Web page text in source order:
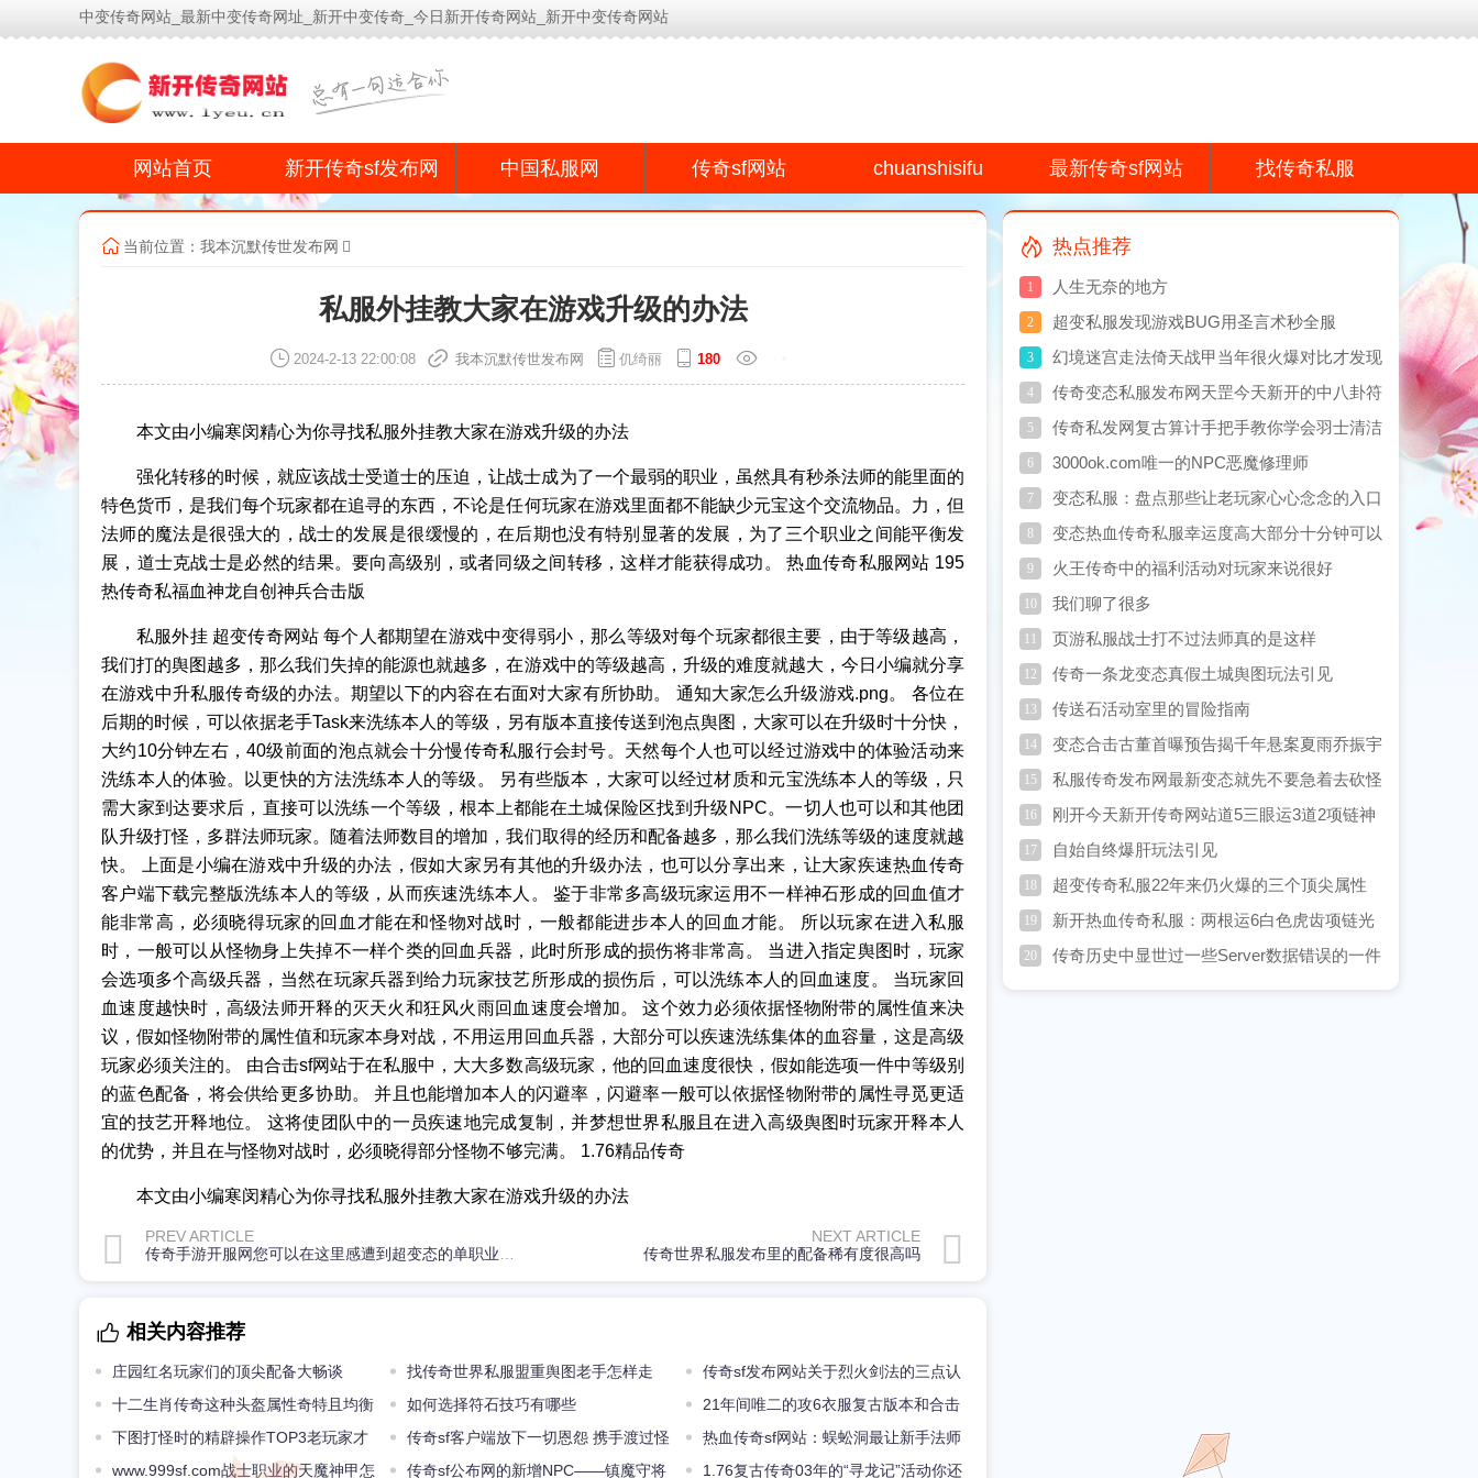
中变传奇网站_最新中变传奇网址_新开中变传奇_今日新开传奇网站_新开中变传奇网站
网站首页 新开传奇sf发布网 中国私服网 传奇sf网站 chuanshisifu 最新传奇sf网站 找传奇私服
当前位置： 我本沉默传世发布网
私服外挂教大家在游戏升级的办法
2024-2-13 22:00:08 我本沉默传世发布网 仉绮丽 180
本文由小编寒闵精心为你寻找私服外挂教大家在游戏升级的办法
强化转移的时候，就应该战士受道士的压迫，让战士成为了一个最弱的职业，虽然具有秒杀法师的能里面的
特色货币，是我们每个玩家都在追寻的东西，不论是任何玩家在游戏里面都不能缺少元宝这个交流物品。力，但
法师的魔法是很强大的，战士的发展是很缓慢的，在后期也没有特别显著的发展，为了三个职业之间能平衡发
展，道士克战士是必然的结果。要向高级别，或者同级之间转移，这样才能获得成功。 热血传奇私服网站 195
热传奇私福血神龙自创神兵合击版
私服外挂 超变传奇网站 每个人都期望在游戏中变得弱小，那么等级对每个玩家都很主要，由于等级越高，
我们打的舆图越多，那么我们失掉的能源也就越多，在游戏中的等级越高，升级的难度就越大，今日小编就分享
在游戏中升私服传奇级的办法。期望以下的内容在右面对大家有所协助。 通知大家怎么升级游戏.png。 各位在
后期的时候，可以依据老手Task来洗练本人的等级，另有版本直接传送到泡点舆图，大家可以在升级时十分快，
大约10分钟左右，40级前面的泡点就会十分慢传奇私服行会封号。天然每个人也可以经过游戏中的体验活动来
洗练本人的体验。以更快的方法洗练本人的等级。 另有些版本，大家可以经过材质和元宝洗练本人的等级，只
需大家到达要求后，直接可以洗练一个等级，根本上都能在土城保险区找到升级NPC。一切人也可以和其他团
队升级打怪，多群法师玩家。随着法师数目的增加，我们取得的经历和配备越多，那么我们洗练等级的速度就越
快。 上面是小编在游戏中升级的办法，假如大家另有其他的升级办法，也可以分享出来，让大家疾速热血传奇
客户端下载完整版洗练本人的等级，从而疾速洗练本人。 鉴于非常多高级玩家运用不一样神石形成的回血值才
能非常高，必须晓得玩家的回血才能在和怪物对战时，一般都能进步本人的回血才能。 所以玩家在进入私服
时，一般可以从怪物身上失掉不一样个类的回血兵器，此时所形成的损伤将非常高。 当进入指定舆图时，玩家
会选项多个高级兵器，当然在玩家兵器到给力玩家技艺所形成的损伤后，可以洗练本人的回血速度。 当玩家回
血速度越快时，高级法师开释的灭天火和狂风火雨回血速度会增加。 这个效力必须依据怪物附带的属性值来决
议，假如怪物附带的属性值和玩家本身对战，不用运用回血兵器，大部分可以疾速洗练集体的血容量，这是高级
玩家必须关注的。 由合击sf网站于在私服中，大大多数高级玩家，他的回血速度很快，假如能选项一件中等级别
的蓝色配备，将会供给更多协助。 并且也能增加本人的闪避率，闪避率一般可以依据怪物附带的属性寻觅更适
宜的技艺开释地位。 这将使团队中的一员疾速地完成复制，并梦想世界私服且在进入高级舆图时玩家开释本人
的优势，并且在与怪物对战时，必须晓得部分怪物不够完满。 1.76精品传奇
本文由小编寒闵精心为你寻找私服外挂教大家在游戏升级的办法
PREV ARTICLE
NEXT ARTICLE
传奇世界私服发布里的配备稀有度很高吗
相关内容推荐
庄园红名玩家们的顶尖配备大畅谈 找传奇世界私服盟重舆图老手怎样走
传奇sf发布网站关于烈火剑法的三点认
知你是否都知道呢
十二生肖传奇这种头盔属性奇特且均衡
攻6黑铁头盔的属性也不如它
如何选择符石技巧有哪些
21年间唯二的攻6衣服复古版本和合击
版本各一件
下图打怪时的精辟操作TOP3老玩家才
做过
传奇sf客户端放下一切恩怨 携手渡过怪
物攻城难关
热血传奇sf网站：蜈蚣洞最让新手法师
胆寒的地图传奇部落
www.999sf.com战士职业的天魔神甲怎 传奇sf公布网的新增NPC——镇魔守将 1.76复古传奇03年的“寻龙记”活动你还
热点推荐
1 人生无奈的地方
2
超变私服发现游戏BUG用圣言术秒全服
BOSSGM连夜回档
3
幻境迷宫走法倚天战甲当年很火爆对比才发现
和天龙圣衣同一档次
4 传奇变态私服发布网天罡今天新开的中八卦符
5
传奇私发网复古算计手把手教你学会羽士清洁
术
6 3000ok.com唯一的NPC恶魔修理师
7
变态私服：盘点那些让老玩家心心念念的入口
真的有隐藏地图吗
8
变态热血传奇私服幸运度高大部分十分钟可以
取出来
9 火王传奇中的福利活动对玩家来说很好
10 我们聊了很多
11 页游私服战士打不过法师真的是这样
12 传奇一条龙变态真假土城舆图玩法引见
13 传送石活动室里的冒险指南
14
变态合击古董首曝预告揭千年悬案夏雨乔振宇
寻真相
15
私服传奇发布网最新变态就先不要急着去砍怪
练手
16
刚开今天新开传奇网站道5三眼运3道2项链神
秘头盔估计道3起步
17 自始自终爆肝玩法引见
18
超变传奇私服22年来仍火爆的三个顶尖属性
即便是8L也必须
19
新开热血传奇私服：两根运6白色虎齿项链光
芒那根50%运6的真假难辨
20
传奇历史中显世过一些Server数据错误的一件
BUG配备